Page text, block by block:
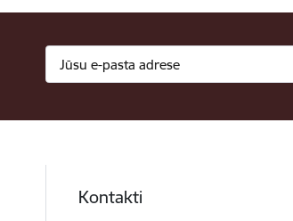
Kontakti